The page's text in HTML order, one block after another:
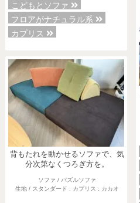
こどもとソファ
フロアがナチュラル系
カプリス
背もたれを動かせるソファで、気
分次第なくつろぎ方を。
ソファ / パズルソファ
生地 / スタンダード : カプリス : カカオ